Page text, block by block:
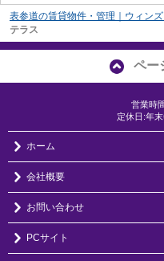
表参道の賃貸物件・管理｜ウィン
テラス
ペー
営業時
定休日:年
ホーム
会社概要
お問い合わせ
PCサイト